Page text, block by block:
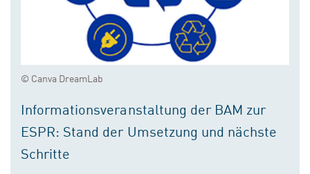
© Canva DreamLab
Informationsveranstaltung der BAM zur
ESPR: Stand der Umsetzung und nächste
Schritte